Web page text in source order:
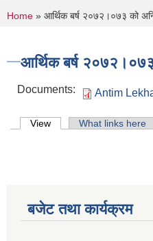
You are here
Home » आर्थिक बर्ष २०७२।०७३ को
आर्थिक बर्ष २०७२।०७३
Documents: Antim
Primary tabs
View (active tab)What links here
बजेट तथा कार्यक्रम